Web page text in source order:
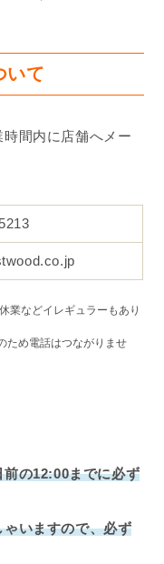
いて
間内に店舗へメー
業などイレギュラーもあり
ため電話はつながりませ
の12:00までに必ず
いますので、必ず